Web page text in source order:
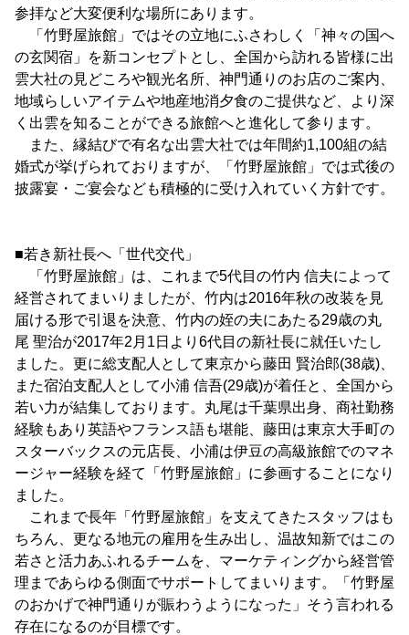
参拝など大変便利な場所にあります。
「竹野屋旅館」ではその立地にふさわしく「神々の国へ
の玄関宿」を新コンセプトとし、全国から訪れる皆様に出
雲大社の見どころや観光名所、神門通りのお店のご案内、
地域らしいアイテムや地産地消夕食のご提供など、より深
く出雲を知ることができる旅館へと進化して参ります。
また、縁結びで有名な出雲大社では年間約1,100組の結
婚式が挙げられておりますが、「竹野屋旅館」では式後の
披露宴・ご宴会なども積極的に受け入れていく方針です。
■若き新社長へ「世代交代」
「竹野屋旅館」は、これまで5代目の竹内 信夫によって
経営されてまいりましたが、竹内は2016年秋の改装を見
届ける形で引退を決意、竹内の姪の夫にあたる29歳の丸
尾 聖治が2017年2月1日より6代目の新社長に就任いたし
ました。更に総支配人として東京から藤田 賢治郎(38歳)、
また宿泊支配人として小浦 信吾(29歳)が着任と、全国から
若い力が結集しております。丸尾は千葉県出身、商社勤務
経験もあり英語やフランス語も堪能、藤田は東京大手町の
スターバックスの元店長、小浦は伊豆の高級旅館でのマネ
ージャー経験を経て「竹野屋旅館」に参画することになり
ました。
これまで長年「竹野屋旅館」を支えてきたスタッフはも
ちろん、更なる地元の雇用を生み出し、温故知新ではこの
若さと活力あふれるチームを、マーケティングから経営管
理まであらゆる側面でサポートしてまいります。「竹野屋
のおかげで神門通りが賑わうようになった」そう言われる
存在になるのが目標です。